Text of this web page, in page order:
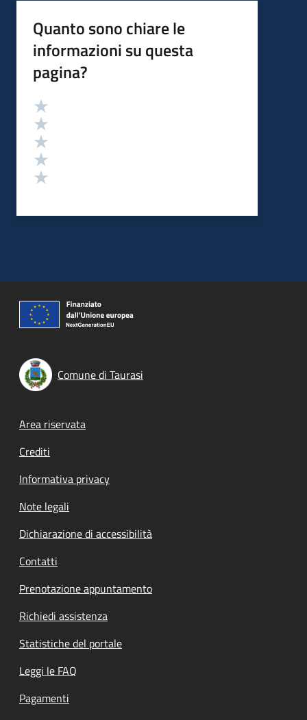
Quanto sono chiare le
informazioni su questa
pagina?
Valutazione
Comune di Taurasi
Footer menu
Area riservata
Crediti
Informativa privacy
Note legali
Dichiarazione di accessibilità
Contatti
Prenotazione appuntamento
Richiedi assistenza
Statistiche del portale
Leggi le FAQ
Pagamenti